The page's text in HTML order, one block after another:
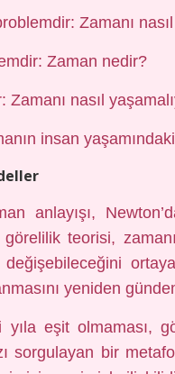
Zamanı
Zaman nedir?
nasıl
insan
anlayışı,
görelilik teorisi,
yeniden
yıla eşit olmaması,
sorgulayan bir